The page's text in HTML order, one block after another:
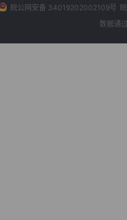
皖公网安备 34019202002109号
数据通